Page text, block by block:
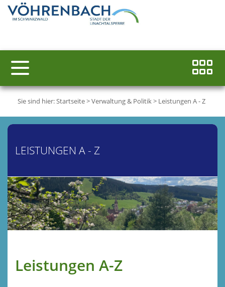
Sie sind hier:Startseite>Verwaltung & Politik> Leistungen A - Z
LEISTUNGEN A - Z
Leistungen A-Z